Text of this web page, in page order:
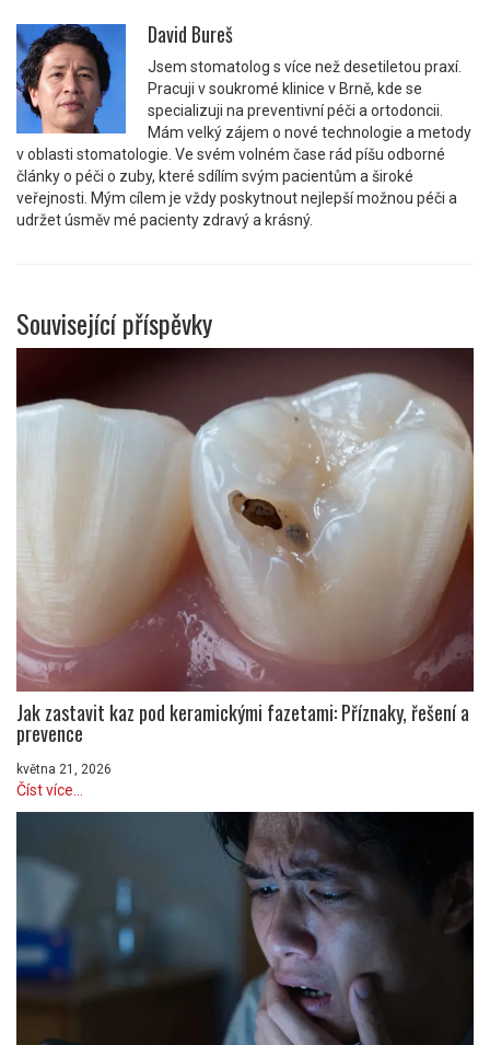
David Bureš
Jsem stomatolog s více než desetiletou praxí.
Pracuji v soukromé klinice v Brně, kde se
specializuji na preventivní péči a ortodoncii.
Mám velký zájem o nové technologie a metody
v oblasti stomatologie. Ve svém volném čase rád píšu odborné
články o péči o zuby, které sdílím svým pacientům a široké
veřejnosti. Mým cílem je vždy poskytnout nejlepší možnou péči a
udržet úsměv mé pacienty zdravý a krásný.
Související příspěvky
Jak zastavit kaz pod keramickými fazetami: Příznaky, řešení a
prevence
května 21, 2026
Číst více...